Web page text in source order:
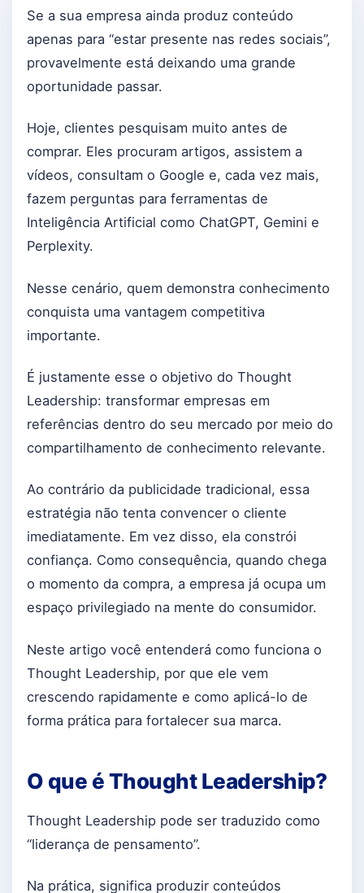
Se a sua empresa ainda produz conteúdo
apenas para “estar presente nas redes sociais”,
provavelmente está deixando uma grande
oportunidade passar.
Hoje, clientes pesquisam muito antes de
comprar. Eles procuram artigos, assistem a
vídeos, consultam o Google e, cada vez mais,
fazem perguntas para ferramentas de
Inteligência Artificial como ChatGPT, Gemini e
Perplexity.
Nesse cenário, quem demonstra conhecimento
conquista uma vantagem competitiva
importante.
É justamente esse o objetivo do Thought
Leadership: transformar empresas em
referências dentro do seu mercado por meio do
compartilhamento de conhecimento relevante.
Ao contrário da publicidade tradicional, essa
estratégia não tenta convencer o cliente
imediatamente. Em vez disso, ela constrói
confiança. Como consequência, quando chega
o momento da compra, a empresa já ocupa um
espaço privilegiado na mente do consumidor.
Neste artigo você entenderá como funciona o
Thought Leadership, por que ele vem
crescendo rapidamente e como aplicá-lo de
forma prática para fortalecer sua marca.
O que é Thought Leadership?
Thought Leadership pode ser traduzido como
“liderança de pensamento”.
Na prática, significa produzir conteúdos